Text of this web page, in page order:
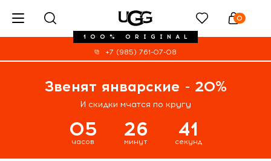
100% ORIGINAL
0
+7 (985) 761-07-08
Звенят январские - 20%
И скидки мчатся по кругу
05
часов
26
минут
41
секунд